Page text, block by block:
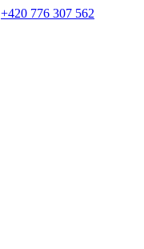
+420 776 307 562